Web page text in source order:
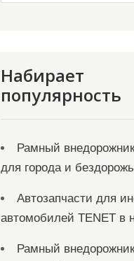
Набирает
популярность
Рамный
для города и
Автозапчасти для
автомобилей TENET в
Рамный